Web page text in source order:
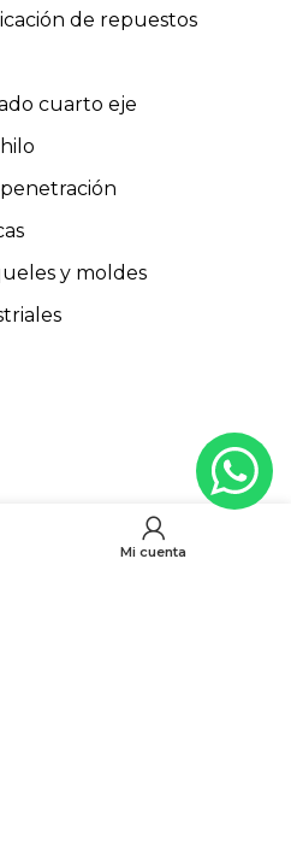
de repuestos
cuarto eje
y moldes
Mi cuenta